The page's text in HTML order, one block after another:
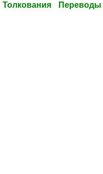
Толкования Переводы